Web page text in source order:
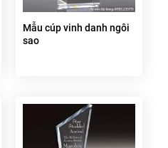
Mẫu cúp vinh danh ngôi
sao